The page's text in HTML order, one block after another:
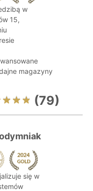
w
15,
magazyny
(79)
się w